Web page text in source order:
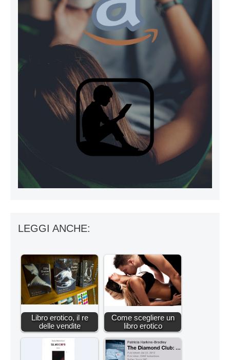
LEGGI ANCHE:
Libro erotico, il re
delle vendite
Come scegliere un
libro erotico